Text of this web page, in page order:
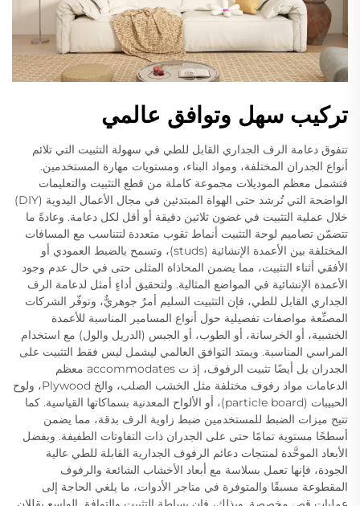
تركيب سهل وتوافق عالمي
تتفوق دعامة الرف الجداري القابل للطي في سهولة التثبيت التي تلائم
أنواع الجدران المختلفة، ومواد البناء، ومستويات مهارة المستخدمين.
فتشمل معظم الموديلات مجموعة كاملة من قطع التثبيت والتعليمات
الواضحة التي تُرشد حتى الهواة المبتدئين في مجال الأعمال اليدوية (DIY)
خلال عملية التثبيت في غضون ثلاثين دقيقة أو أقل لكل دعامة. وعادةً ما
تتضمّن تصاميم لوحة التثبيت أنماط ثقوب متعددة لتتناسب مع المسافات
المختلفة بين الأعمدة الإنشائية (studs)، وتسمح بالضبط العمودي أو
الأفقي أثناء التثبيت، مما يضمن المحاذاة المثلى حتى في حال عدم وجود
الأعمدة الإنشائية في المواضع المثالية. ولتحقيق أداءٍ أمثل لدعامة الرف
الجداري القابل للطي، فإن التثبيت السليم أمرٌ جوهريٌّ، وتوفّر الشركات
المصنِّعة مواصفات تفصيلية حول أنواع المسامير المناسبة للأعمدة
الخشبية، أو الخرسانة، أو الطوب، أو الجبس (الدريل والول) مع استخدام
المراسي المناسبة. ويمتد التوافق العالمي ليشمل ليس فقط التثبيت على
الجدران بل أيضًا تثبيت الرفوف، إذ ت accommodates معظم
الدعامات مواد رفوف مختلفة مثل الخشب الصلب، والخ Plywood، ولوح
الحبيبات (particle board)، أو الألواح المعدنية بسماكاتها القياسية. كما
تتيح ميزات الضبط للمستخدمين ضبط زاوية الرف بدقة، مما يضمن
أسطحًا مستوية تمامًا حتى على الجدران ذات التفاوتات الطفيفة. وبفضل
الأبعاد الموحَّدة لمنتجات دعائم الرفوف الجدارية القابلة للطي عالية
الجودة، فإنها تعمل بسلاسة مع أبعاد الأخشاب الشائعة والرفوف
المقطوعة مسبقًا والمتوفرة في متاجر الأدوات، ما يلغي الحاجة إلى